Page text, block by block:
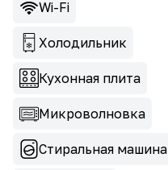
Wi-Fi
Холодильник
Кухонная плита
Микроволновка
Стиральная машина